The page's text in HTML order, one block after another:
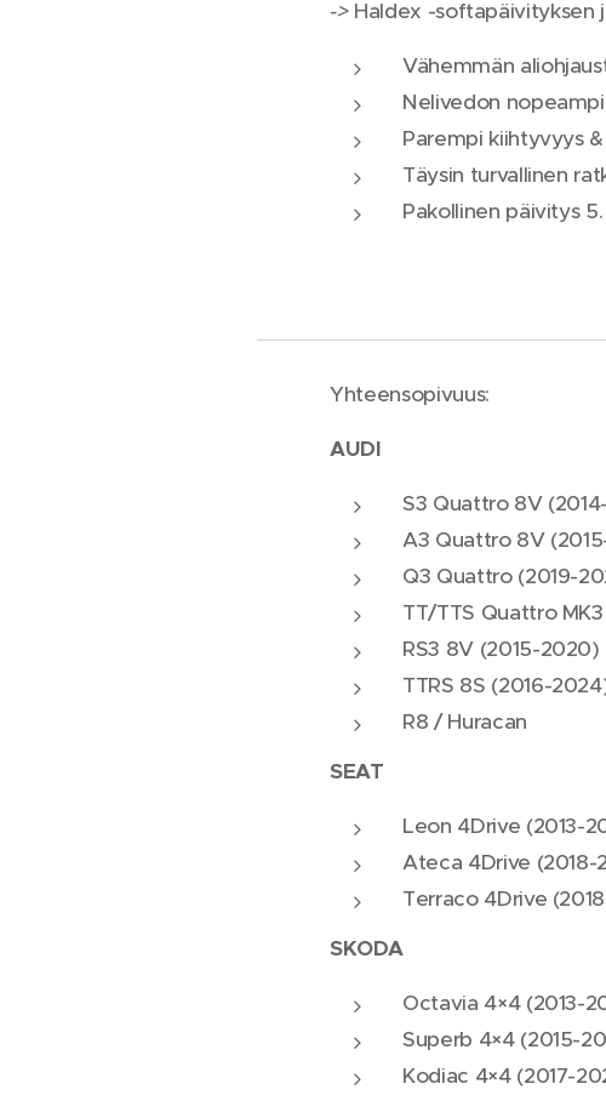
-> Haldex -softapäivityksen
Vähemmän
Nelivedon
Parempi kiihtyvyys
Täysin turvallinen
Pakollinen päivitys
Yhteensopivuus:
AUDI
S3 Quattro 8V
A3 Quattro 8V
Q3 Quattro (2019-
TT/TTS Quattro
RS3 8V (2015-2020)
TTRS 8S (2016-
R8 / Huracan
SEAT
Leon 4Drive (2013-
Ateca 4Drive (2018-
Terraco 4Drive
SKODA
Octavia 4×4 (2013-
Superb 4×4 (2015-
Kodiac 4×4 (2017-